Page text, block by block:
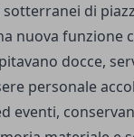
di
nuova funzione
docce,
personale
eventi,